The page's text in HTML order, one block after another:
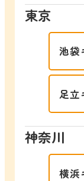
東京
池袋
足立
神奈川
横浜